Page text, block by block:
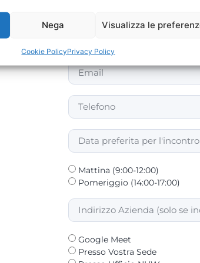
Nega Visualizza le
Cookie PolicyPrivacy Policy
Mattina (9:00-12:00)
Pomeriggio (14:00-17:00)
Google Meet
Presso Vostra Sede